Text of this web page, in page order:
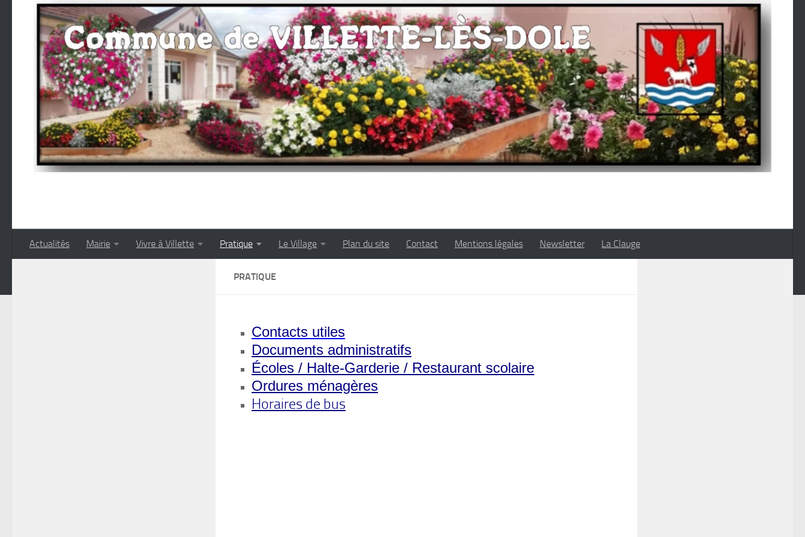
Skip to content
Actualités Mairie Vivre à Villette Pratique Le Village Plan du site Contact Mentions légales Newsletter La Clauge
PRATIQUE
Contacts utiles
Documents administratifs
Écoles / Halte-Garderie / Restaurant scolaire
Ordures ménagères
Horaires de bus